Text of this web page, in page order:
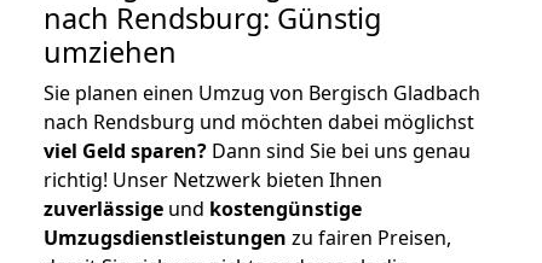
nach Rendsburg: Günstig
umziehen
Sie planen einen Umzug von Bergisch Gladbach
nach Rendsburg und möchten dabei möglichst
viel Geld sparen? Dann sind Sie bei uns genau
richtig! Unser Netzwerk bieten Ihnen
zuverlässige und kostengünstige
Umzugsdienstleistungen zu fairen Preisen,